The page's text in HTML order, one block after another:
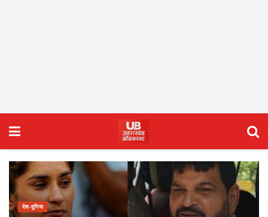
देश-दुनिया